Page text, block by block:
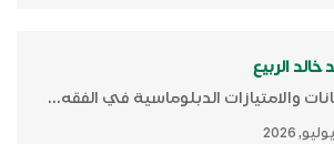
خالد الربيع
والامتيازات الدبلوماسية في الفقه...